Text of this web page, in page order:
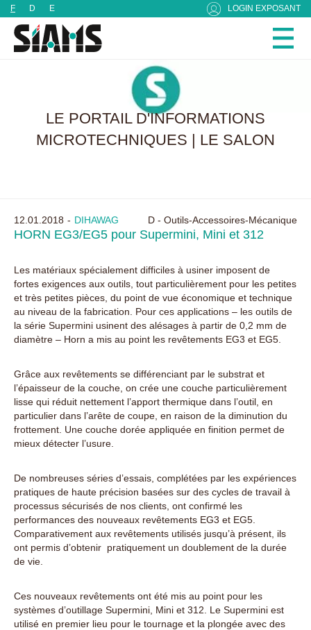
F D E LOGIN EXPOSANT
LE PORTAIL D'INFORMATIONS
MICROTECHNIQUES | LE SALON
12.01.2018 DIHAWAG D - Outils-Accessoires-Mécanique
HORN EG3/EG5 pour Supermini, Mini et 312
Les matériaux spécialement difficiles à usiner imposent de
fortes exigences aux outils, tout particulièrement pour les petites
et très petites pièces, du point de vue économique et technique
au niveau de la fabrication. Pour ces applications – les outils de
la série Supermini usinent des alésages à partir de 0,2 mm de
diamètre – Horn a mis au point les revêtements EG3 et EG5.
Grâce aux revêtements se différenciant par le substrat et
l’épaisseur de la couche, on crée une couche particulièrement
lisse qui réduit nettement l’apport thermique dans l’outil, en
particulier dans l’arête de coupe, en raison de la diminution du
frottement. Une couche dorée appliquée en finition permet de
mieux détecter l’usure.
De nombreuses séries d’essais, complétées par les expériences
pratiques de haute précision basées sur des cycles de travail à
processus sécurisés de nos clients, ont confirmé les
performances des nouveaux revêtements EG3 et EG5.
Comparativement aux revêtements utilisés jusqu’à présent, ils
ont permis d’obtenir pratiquement un doublement de la durée
de vie.
Ces nouveaux revêtements ont été mis au point pour les
systèmes d’outillage Supermini, Mini et 312. Le Supermini est
utilisé en premier lieu pour le tournage et la plongée avec des
Panneau de gestion des cookies